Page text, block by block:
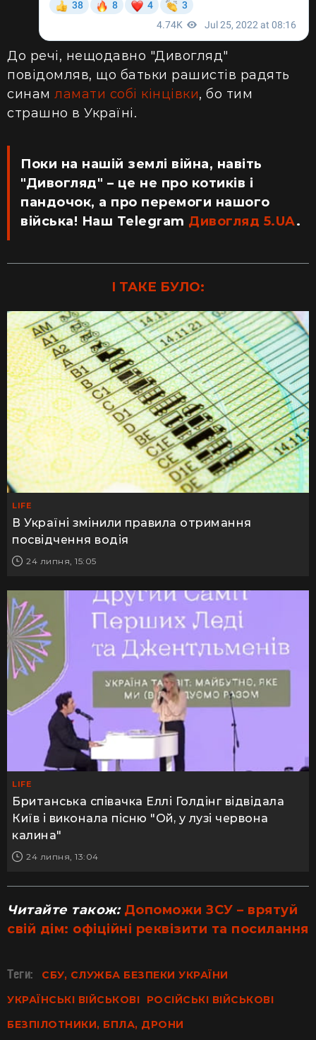
До речі, нещодавно "Дивогляд"
повідомляв, що батьки рашистів радять
синам ламати собі кінцівки, бо тим
страшно в Україні.
Поки на нашій землі війна, навіть
"Дивогляд" – це не про котиків і
пандочок, а про перемоги нашого
війська! Наш Telegram Дивогляд 5.UA.
І ТАКЕ БУЛО:
LIFE
В Україні змінили правила отримання
посвідчення водія
24 липня, 15:05
LIFE
Британська співачка Еллі Голдінг відвідала
Київ і виконала пісню "Ой, у лузі червона
калина"
24 липня, 13:04
Читайте також: Допоможи ЗСУ – врятуй
свій дім: офіційні реквізити та посилання
Теги:
СБУ, СЛУЖБА БЕЗПЕКИ УКРАЇНИ
УКРАЇНСЬКІ ВІЙСЬКОВІ
РОСІЙСЬКІ ВІЙСЬКОВІ
БЕЗПІЛОТНИКИ, БПЛА, ДРОНИ